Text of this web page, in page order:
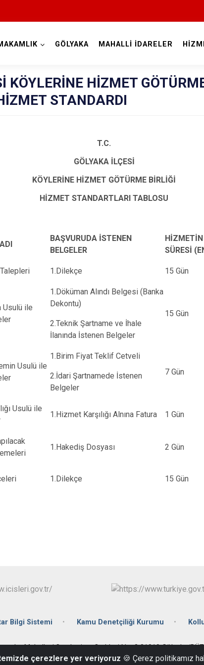
Kaynaşlı
GÖLYAKA MAHALLİ İDARELER
KÖYLERİNE HİZMET
STANDARDI
T.C.
GÖLYAKA İLÇESİ
KÖYLERİNE HİZMET GÖTÜRME BİRLİĞİ
HİZMET STANDARTLARI TABLOSU
BAŞVURUDA İSTENEN
BELGELER
SÜRESİ
1.Dilekçe 15 Gün
Usulü ile
1.Döküman Alındı Belgesi (Banka
Dekontu)
2.Teknik Şartname ve İhale
İlanında İstenen Belgeler
15 Gün
Usulü ile
1.Birim Fiyat Teklif Cetveli
2.İdari Şartnamede İstenen
Belgeler
7 Gün
Usulü ile
1.Hizmet Karşılığı Alnına Fatura 1 Gün
1.Hakediş Dosyası 2 Gün
1.Dilekçe 15 Gün
Bilgi Sistemi Kamu Denetçiliği Kurumu
Mahallesi,Cumhuriyet Caddesi No: 2 81010 Gölyaka/
0 (380) 711 3196
çerezlere yer veriyoruz 🍪 Çerez politikamız